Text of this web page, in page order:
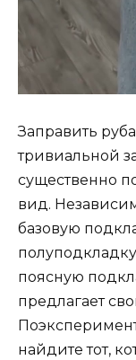
Заправить
тривиальной
существенно
вид.
базовую
поясную
предлагает
найдите тот,